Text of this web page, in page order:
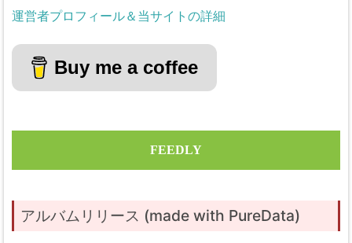
運営者プロフィール＆当サイトの詳細
Buy me a coffee
FEEDLY
アルバムリリース (made with PureData)